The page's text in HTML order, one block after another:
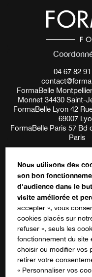
Ce champ n’est utilisé
validation et devrait
Suivez-nous sur les
04 67 82
FormaBelle
Monnet 34430 Saint-
FormaBelle Lyon 42
69007
FormaBelle Paris 57 Bd
Paris
Nous utilisons des
son bon
d'audience dans le
visite améliorée et
accepter », vous
cookies placés sur
refuser », seuls les
fonctionnement du site
choisir ou modifier vos
retirer votre
« Personnaliser vos